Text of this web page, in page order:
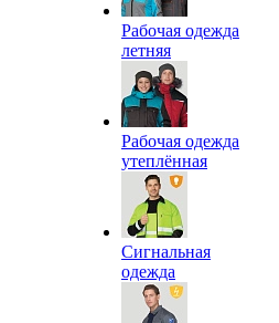
Рабочая одежда
летняя
Рабочая одежда
утеплённая
Сигнальная
одежда